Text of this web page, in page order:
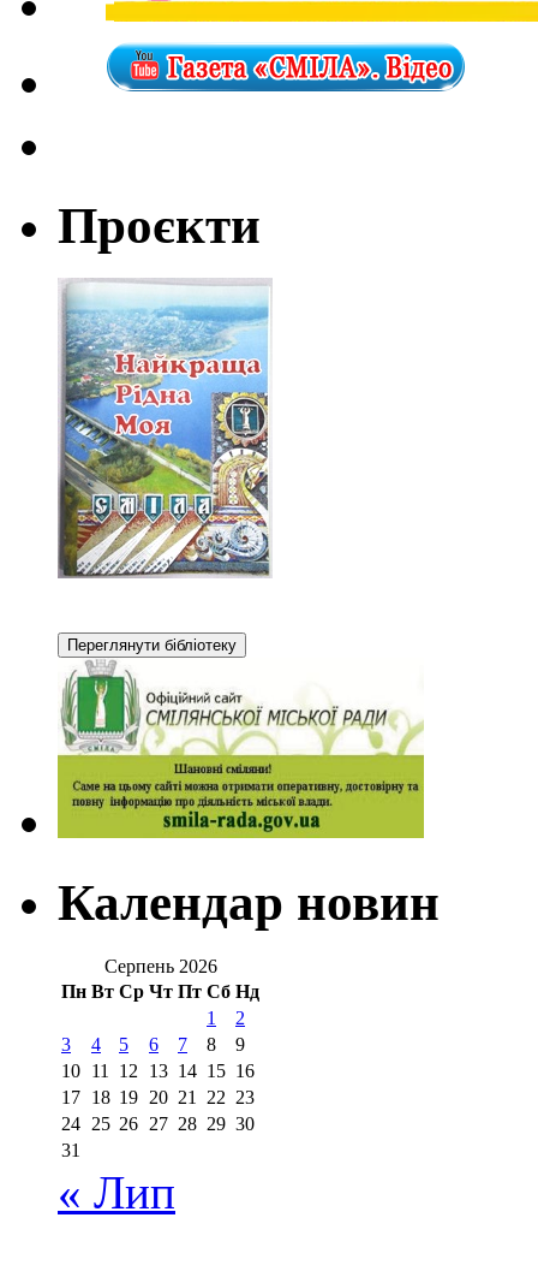
Проєкти
Календар новин
Серпень 2026
Пн Вт Ср Чт Пт Сб Нд
1
2
3
4 5 6 7 8
9
10 11 12 13 14 15 16
17 18 19 20 21 22 23
24 25 26 27 28 29 30
31
« Лип